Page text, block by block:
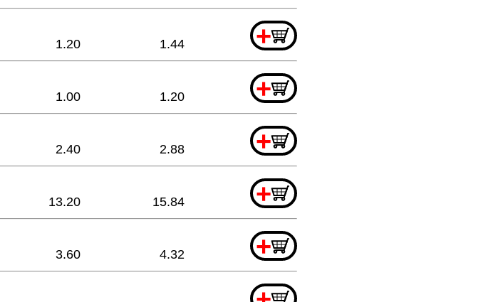
+
1.20 1.44
+
1.00 1.20
+
2.40 2.88
+
13.20 15.84
+
3.60 4.32